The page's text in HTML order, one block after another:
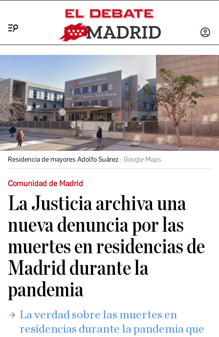
INICIAR
Residencia de mayores Adolfo Suárez Google Maps
Comunidad de Madrid
La Justicia archiva una
nueva denuncia por las
muertes en residencias de
Madrid durante la
pandemia
La verdad sobre las muertes en
residencias durante la pandemia que